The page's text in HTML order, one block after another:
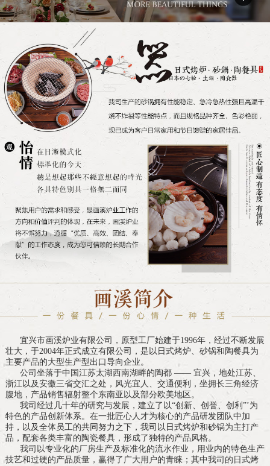
宜兴市画溪炉业有限公司，原型工厂始建于1996年，经过不断发展
壮大，于2004年正式成立有限公司，是以日式烤炉、砂锅和陶餐具为
主要产品的大型生产型出口导向企业。
公司坐落于中国江苏太湖西南湖畔的陶都 —— 宜兴，地处江苏、
浙江以及安徽三省交汇之处，风光宜人、交通便利，坐拥长三角经济
腹地，产品销售辐射整个东南亚以及部分欧美地区。
我司经过几十年的研究与发展，建立了以“创新、创誉、创利”’为
特色的产品创新体系。在一批匠心人才为核心的产品研发团队中加
持，以及全体员工的共同努力之下，我司以日式烤炉和砂锅为主打产
品，配套各类丰富的陶瓷餐具，形成了独特的产品风格。
我司以专业化的厂房生产及标准化的流水作业，用业内的特色生产
技艺和过硬的产品质量，赢得了广大用户的青睐；其中我司的日式烤